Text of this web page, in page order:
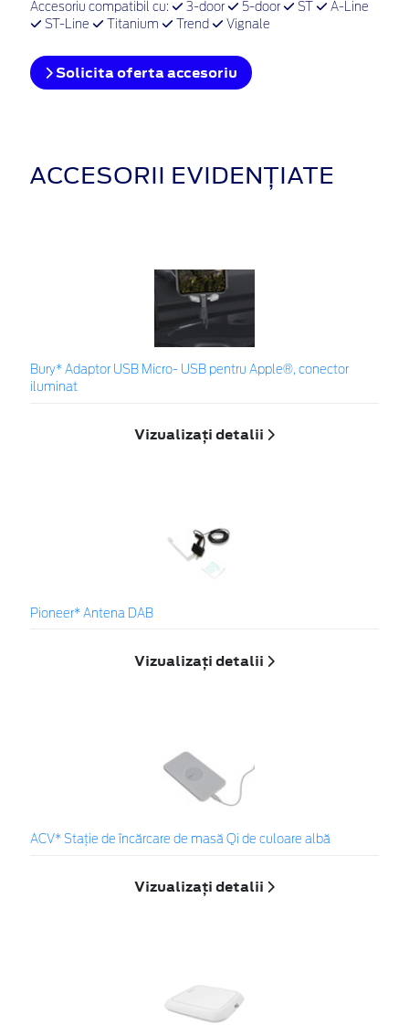
Accesoriu compatibil cu: 3-door 5-door ST
A-Line
ST-Line
Titanium Trend Vignale
Solicita oferta accesoriu
ACCESORII EVIDENȚIATE
Bury* Adaptor USB Micro- USB pentru Apple®, conector
iluminat
Vizualizați detalii
Pioneer* Antena DAB
Vizualizați detalii
ACV* Stație de încărcare de masă Qi de culoare albă
Vizualizați detalii